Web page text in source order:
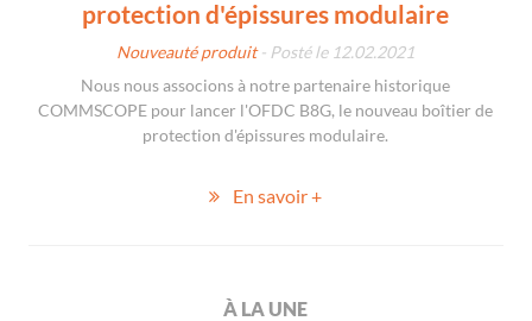
protection d'épissures modulaire
Nouveauté produit- Posté le 12.02.2021
Nous nous associons à notre partenaire historique
COMMSCOPE pour lancer l'OFDC B8G, le nouveau boîtier de
protection d'épissures modulaire.
En savoir +
À LA UNE